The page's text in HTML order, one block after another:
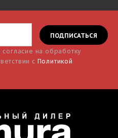
на обработку
с Политикой